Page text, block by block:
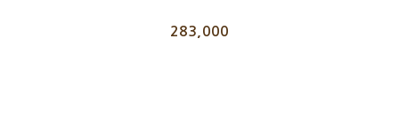
283,000